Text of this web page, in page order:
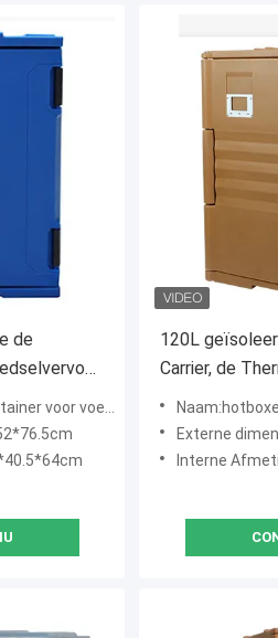
de
voedselvervoer
120L
Carrier, de
het
Externe
Interne